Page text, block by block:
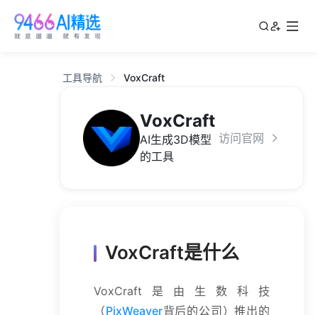
工具导航 VoxCraft
VoxCraft
AI生成3D模型
的工具
访问官网
VoxCraft是什么
VoxCraft是由生数科技
（PixWeaver背后的公司）推出的